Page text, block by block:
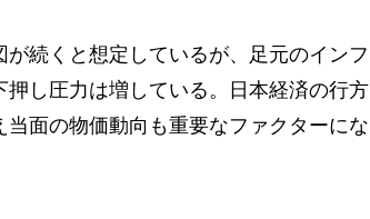
続くと想定しているが、足元のインフ
し圧力は増している。日本経済の行方
面の物価動向も重要なファクターにな